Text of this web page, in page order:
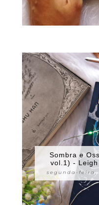
Sombra e
vol.1) -
segunda-feira,